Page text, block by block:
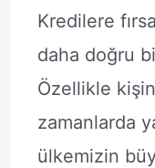
Kredilere
daha doğru
Özellikle
zamanlarda
ülkemizin